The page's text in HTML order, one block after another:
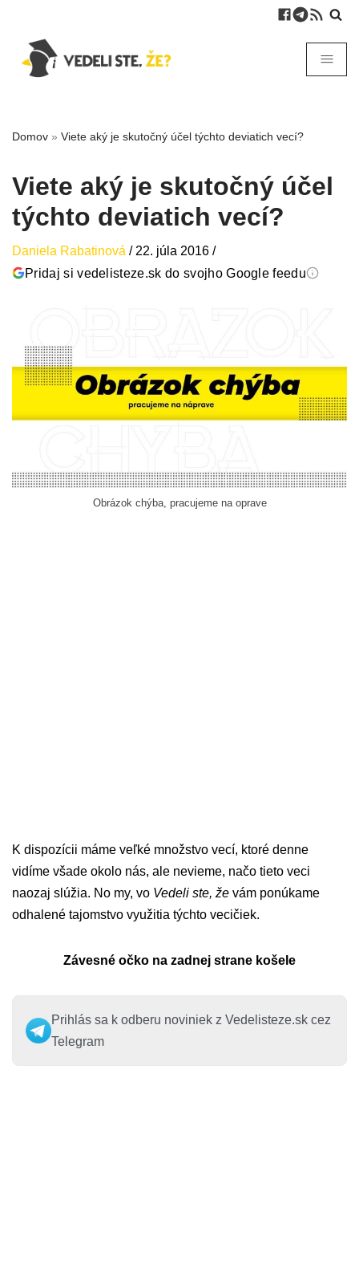
Domov » Viete aký je skutočný účel týchto deviatich vecí?
Viete aký je skutočný účel
týchto deviatich vecí?
Daniela Rabatinová / 22. júla 2016 /
Pridaj si vedelisteze.sk do svojho Google feedu
Obrázok chýba, pracujeme na oprave
K dispozícii máme veľké množstvo vecí, ktoré denne
vidíme všade okolo nás, ale nevieme, načo tieto veci
naozaj slúžia. No my, vo Vedeli ste, že vám ponúkame
odhalené tajomstvo využitia týchto vecičiek.
Závesné očko na zadnej strane košele
Prihlás sa k odberu noviniek z Vedelisteze.sk cez
Telegram